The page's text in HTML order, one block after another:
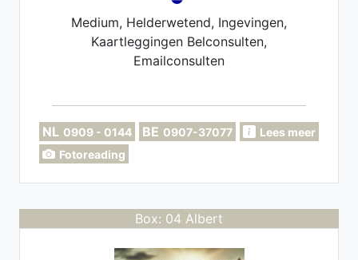
Medium, Helderwetend, Ingevingen,
Kaartleggingen Belconsulten,
Emailconsulten
NL 0909 - 0144 BE 0907-37077
Lees meer
Fotoreading
Box: 04 Albert